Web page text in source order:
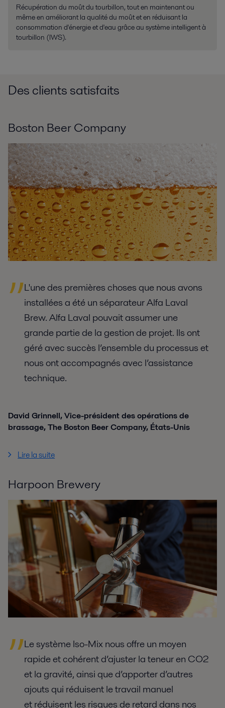
Récupération du moût du tourbillon, tout en maintenant ou
même en améliorant la qualité du moût et en réduisant la
consommation d'énergie et d'eau grâce au système intelligent à
tourbillon (IWS).
Des clients satisfaits
Boston Beer Company
L'une des premières choses que nous avons
installées a été un séparateur Alfa Laval
Brew. Alfa Laval pouvait assumer une
grande partie de la gestion de projet. Ils ont
géré avec succès l’ensemble du processus et
nous ont accompagnés avec l’assistance
technique.
David Grinnell,Vice-président des opérations de
brassage,The Boston Beer Company, États-Unis
Lire la suite
Harpoon Brewery
Le système Iso-Mix nous offre un moyen
rapide et cohérent d’ajuster la teneur en CO2
et la gravité, ainsi que d’apporter d’autres
ajouts qui réduisent le travail manuel
et réduisent les risques de retard dans nos